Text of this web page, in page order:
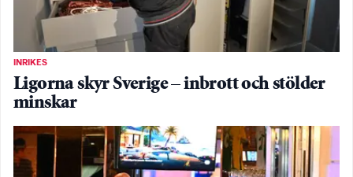
INRIKES
Ligorna skyr Sverige – inbrott och stölder
minskar